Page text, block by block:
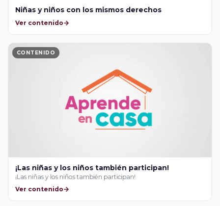
Niñas y niños con los mismos derechos
Ver contenido
CONTENIDO
¡Las niñas y los niños también participan!
¡Las niñas y los niños también participan!
Ver contenido